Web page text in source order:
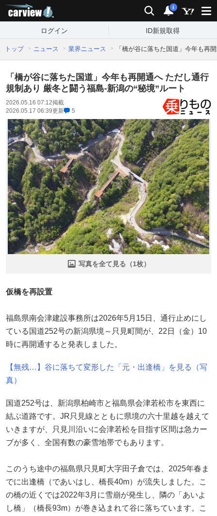
検索 通知
i
ログイン ID新規取得
トップ ニュース 業界ニュース 「橋が谷に落ちた国道」今年も再
「橋が谷に落ちた国道」今年も再開通へ ただし通行
規制あり 厳冬と闘う福島‐新潟の“秘境”ルート
2026.05.16 07:12掲載
2026.05.17 06:39更新 5
写真を全て見る（1枚）
仮橋を再設置
福島県南会津建設事務所は2026年5月15日、通行止めにし
ている国道252号の新潟県境～只見町間が、22日（金）10
時に再開通すると発表しました。
【無残…】谷に落ちて変形した「元・出逢橋」を見る（写
真）
国道252号は、新潟県柏崎市と福島県会津若松市を東西に
結ぶ道路です。JR只見線とともに県境の六十里越を越えて
いきますが、只見川沿いに会津若松を目指す区間は急カー
ブが多く、全国有数の豪雪地帯でもあります。
このうち途中の福島県只見町大字田子倉では、2025年春ま
でに出逢橋（であいはし、橋長40m）が流失しました。こ
の橋の近くでは2022年3月に雪崩が発生し、隣の「あいよ
し橋」（橋長93m）が巻き込まれて谷に落ちています。こ